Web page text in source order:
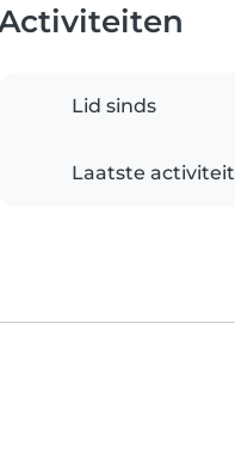
Lid sinds
Laatste activiteit